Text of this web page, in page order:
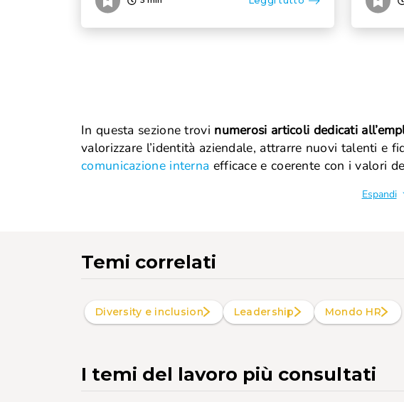
In questa sezione trovi numerosi articoli dedicati
valorizzare l’identità aziendale, attrarre nuovi talenti e
comunicazione interna efficace e coerente con i valori
Espandi
Temi correlati
Diversity e inclusion Leadership Mondo HR
I temi del lavoro più consultati